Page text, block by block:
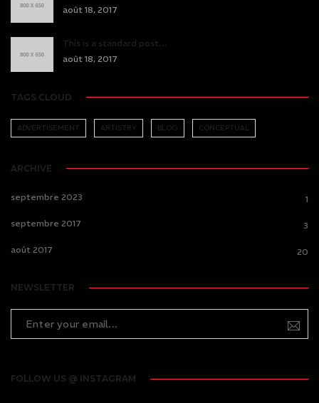
août 18, 2017
This is a standard post…
août 18, 2017
TAGS CLOUD
ADVERTISEMENT ARTISTRY BLOG CONCEPTUAL
ARCHIVE
septembre 2023 1
septembre 2017 3
août 2017 20
NEWSLETTER
FOLLOW US @ INSTAGRAM